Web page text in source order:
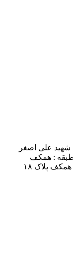
شهید علی اصغر
پلاک ۱۸